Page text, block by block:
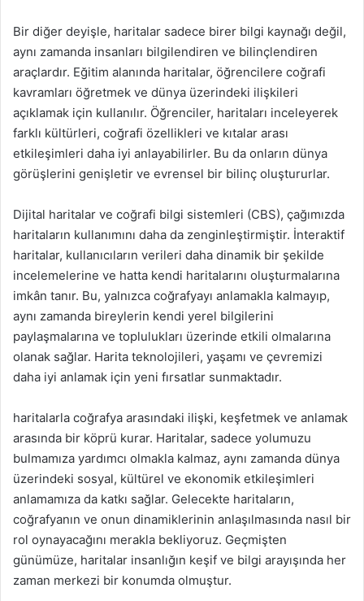
Bir diğer deyişle, haritalar sadece birer bilgi kaynağı değil,
aynı zamanda insanları bilgilendiren ve bilinçlendiren
araçlardır. Eğitim alanında haritalar, öğrencilere coğrafi
kavramları öğretmek ve dünya üzerindeki ilişkileri
açıklamak için kullanılır. Öğrenciler, haritaları inceleyerek
farklı kültürleri, coğrafi özellikleri ve kıtalar arası
etkileşimleri daha iyi anlayabilirler. Bu da onların dünya
görüşlerini genişletir ve evrensel bir bilinç oluştururlar.
Dijital haritalar ve coğrafi bilgi sistemleri (CBS), çağımızda
haritaların kullanımını daha da zenginleştirmiştir. İnteraktif
haritalar, kullanıcıların verileri daha dinamik bir şekilde
incelemelerine ve hatta kendi haritalarını oluşturmalarına
imkân tanır. Bu, yalnızca coğrafyayı anlamakla kalmayıp,
aynı zamanda bireylerin kendi yerel bilgilerini
paylaşmalarına ve toplulukları üzerinde etkili olmalarına
olanak sağlar. Harita teknolojileri, yaşamı ve çevremizi
daha iyi anlamak için yeni fırsatlar sunmaktadır.
haritalarla coğrafya arasındaki ilişki, keşfetmek ve anlamak
arasında bir köprü kurar. Haritalar, sadece yolumuzu
bulmamıza yardımcı olmakla kalmaz, aynı zamanda dünya
üzerindeki sosyal, kültürel ve ekonomik etkileşimleri
anlamamıza da katkı sağlar. Gelecekte haritaların,
coğrafyanın ve onun dinamiklerinin anlaşılmasında nasıl bir
rol oynayacağını merakla bekliyoruz. Geçmişten
günümüze, haritalar insanlığın keşif ve bilgi arayışında her
zaman merkezi bir konumda olmuştur.